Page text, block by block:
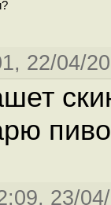
22/04/
23/